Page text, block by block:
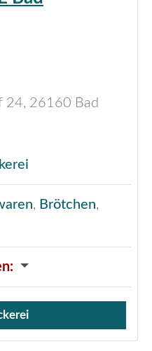
24, 26160 Bad
, Brötchen,
: